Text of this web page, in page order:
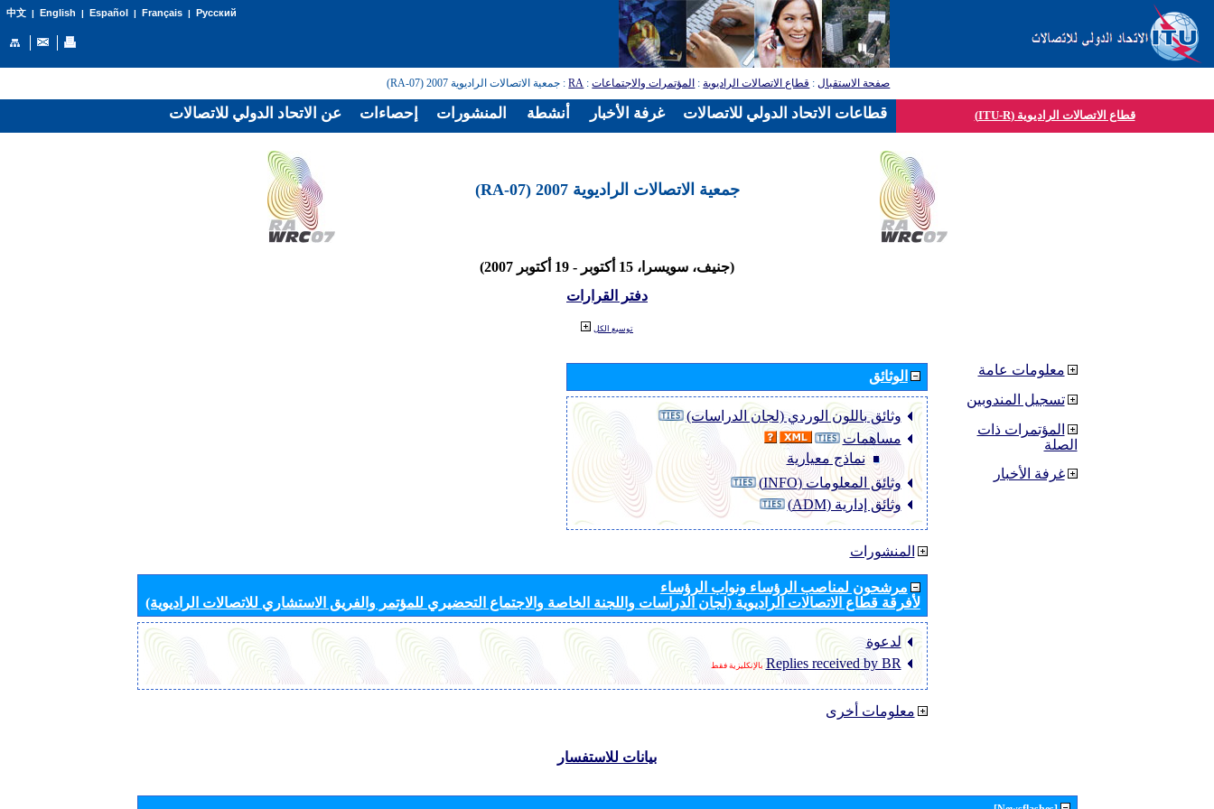
中文| English | Español | Français| Русский
صفحة الاستقبال: قطاع الاتصالات الراديوية: المؤتمرات والاجتماعات:
RA: جمعية الاتصالات الراديوية 2007 (RA-07)
قطاع الاتصالات الراديوية (ITU-R)
جمعية الاتصالات الراديوية 2007 (RA-07)
(جنيف، سويسرا، 15 أكتوبر - 19 أكتوبر 2007)
دفتر القرارات
توسيع الكل
الوثائق
وثائق باللون الوردي (لجان الدراسات)
مساهمات
نماذج معيارية
وثائق المعلومات (INFO)
وثائق إدارية (ADM)
المنشورات
مرشحون لمناصب الرؤساء ونواب الرؤساء
لأفرقة قطاع الاتصالات الراديوية (لجان الدراسات واللجنة الخاصة والاجتماع التحضيري للمؤتمر والفريق الاستشاري للاتصالات الراديوية)
لدعوة
Replies received by BR بالإنكليزية فقط
معلومات أخرى
معلومات عامة
تسجيل المندوبين
المؤتمرات ذات
الصلة
غرفة الأخبار
بيانات للاستفسار
عن الاتحاد الدولي للاتصالات إحصاءات المنشورات أنشطة غرفة الأخبار قطاعات الاتحاد الدولي للاتصالات